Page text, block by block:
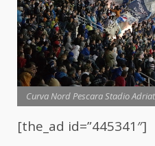
Curva Nord Pescara Stadio
[the_ad id=”445341″]